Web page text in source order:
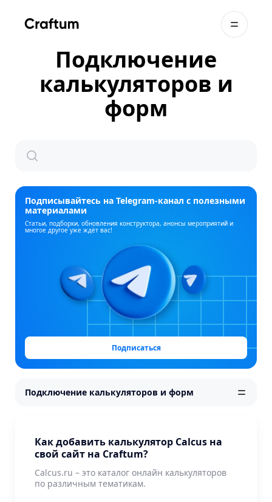
Подключение
калькуляторов и
форм
Подписывайтесь на Telegram‑канал с полезными
материалами
Статьи, подборки, обновления конструктора, анонсы мероприятий и
многое другое уже ждёт вас!
Подписаться
Подключение калькуляторов и форм
Как добавить калькулятор Calcus на
свой сайт на Craftum?
Calcus.ru – это каталог онлайн калькуляторов
по различным тематикам.